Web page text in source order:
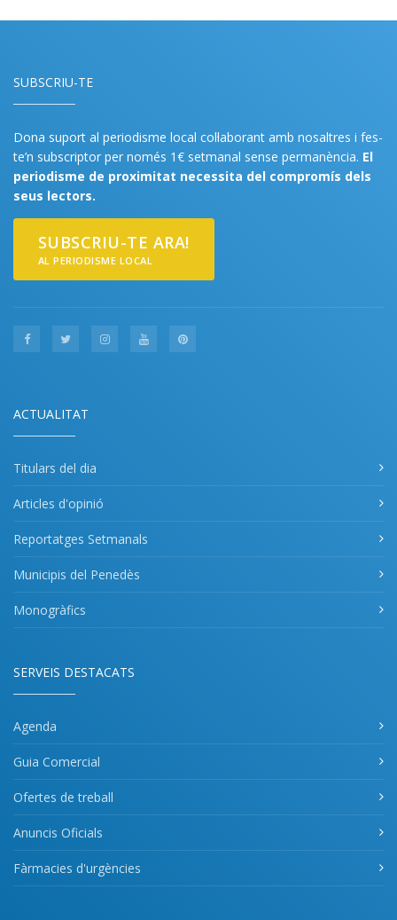
SUBSCRIU-TE
Dona suport al periodisme local col·laborant amb nosaltres i fes-
te’n subscriptor per només 1€ setmanal sense permanència. El
periodisme de proximitat necessita del compromís dels
seus lectors.
SUBSCRIU-TE ARA!
AL PERIODISME LOCAL
ACTUALITAT
Titulars del dia
Articles d'opinió
Reportatges Setmanals
Municipis del Penedès
Monogràfics
SERVEIS DESTACATS
Agenda
Guia Comercial
Ofertes de treball
Anuncis Oficials
Fàrmacies d'urgències